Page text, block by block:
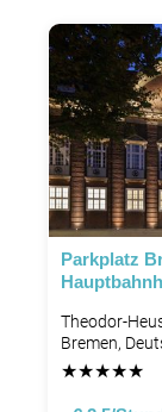
Parkplatz
Theodor-
Bremen,
★★★★★